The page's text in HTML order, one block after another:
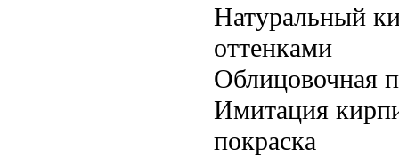
Натуральный
оттенками
Облицовочная
Имитация
покраска